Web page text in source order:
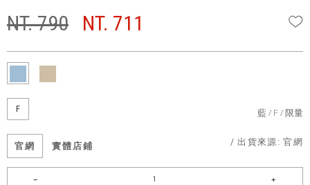
NT. 790 NT. 711
F 藍 F 限量
官網 實體店鋪 / 出貨來源:官網